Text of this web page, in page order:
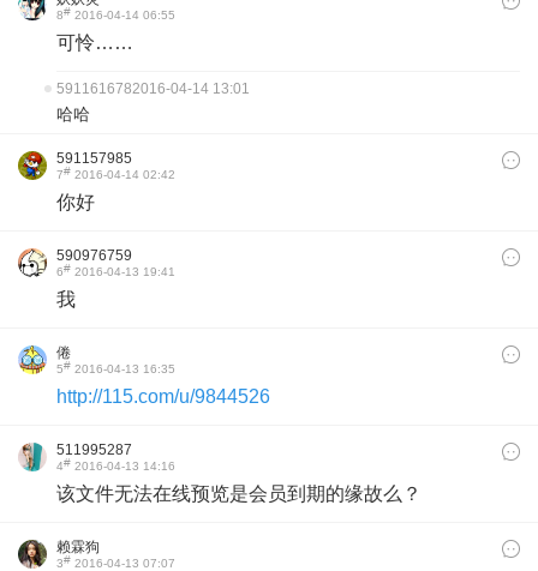
8# 2016-04-14 06:55
可怜……
5911616782016-04-14 13:01
哈哈
591157985
7# 2016-04-14 02:42
你好
590976759
6# 2016-04-13 19:41
我
倦
5# 2016-04-13 16:35
http://115.com/u/9844526
511995287
4# 2016-04-13 14:16
该文件无法在线预览是会员到期的缘故么？
赖霖狗
3# 2016-04-13 07:07